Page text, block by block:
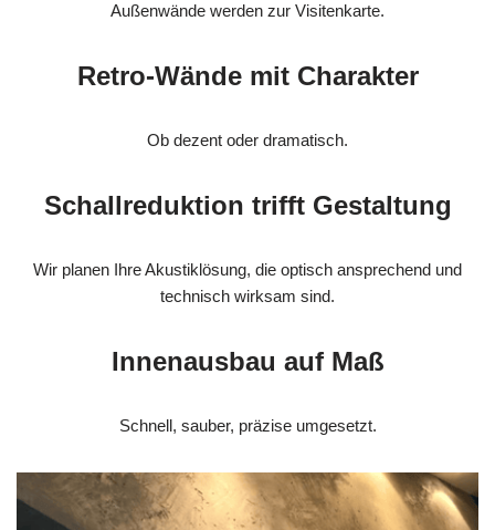
Außenwände werden zur Visitenkarte.
Retro-Wände mit Charakter
Ob dezent oder dramatisch.
Schallreduktion trifft Gestaltung
Wir planen Ihre Akustiklösung, die optisch ansprechend und
technisch wirksam sind.
Innenausbau auf Maß
Schnell, sauber, präzise umgesetzt.